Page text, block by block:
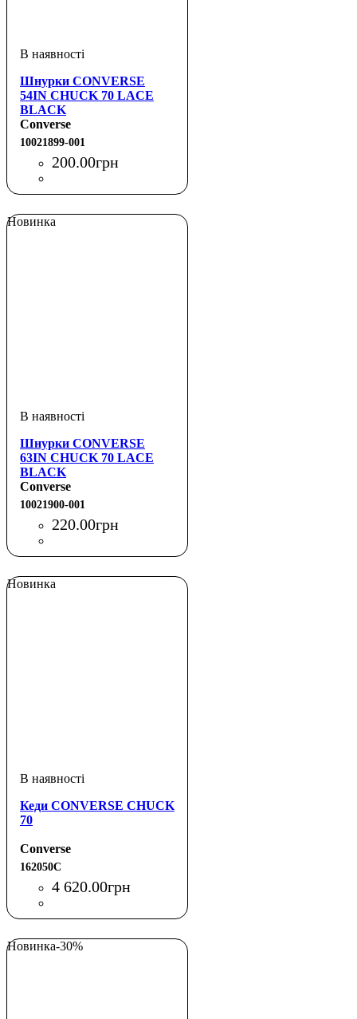
Шнурки CONVERSE
54IN CHUCK 70 LACE
BLACK
Converse
10021899-001
200.00грн
Новинка
Шнурки CONVERSE
63IN CHUCK 70 LACE
BLACK
Converse
10021900-001
220.00грн
Новинка
Кеди CONVERSE CHUCK
70
Converse
162050C
4 620.00грн
Новинка-30%